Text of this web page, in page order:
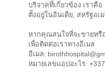
บริจาคที่เกี่ยวข้อง เราคือ
ตั้งอยู่ในอินเดีย, สหรัฐอเ
หากคุณสนใจที่จะขายหรื
เพื่อติดต่อเราทางอีเมล
อีเมล:
หมายเลขแอปอะไร: